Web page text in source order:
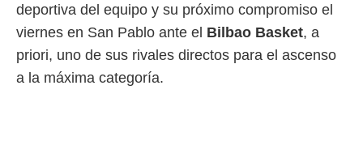
en
más
nuestra
deportiva del equipo y su próximo compromiso el
viernes en San Pablo ante el Bilbao Basket, a
priori, uno de sus rivales directos para el ascenso
a la máxima categoría.